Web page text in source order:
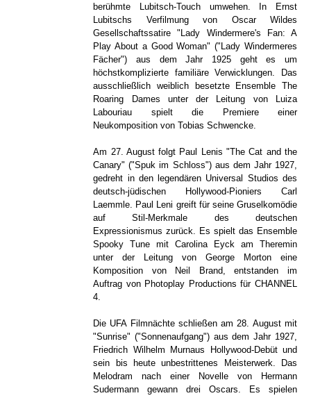
berühmte Lubitsch-Touch umwehen. In Ernst
Lubitschs Verfilmung von Oscar Wildes
Gesellschaftssatire "Lady Windermere's Fan: A
Play About a Good Woman" ("Lady Windermeres
Fächer") aus dem Jahr 1925 geht es um
höchstkomplizierte familiäre Verwicklungen. Das
ausschließlich weiblich besetzte Ensemble The
Roaring Dames unter der Leitung von Luiza
Labouriau spielt die Premiere einer
Neukomposition von Tobias Schwencke.
Am 27. August folgt Paul Lenis "The Cat and the
Canary" ("Spuk im Schloss") aus dem Jahr 1927,
gedreht in den legendären Universal Studios des
deutsch-jüdischen Hollywood-Pioniers Carl
Laemmle. Paul Leni greift für seine Gruselkomödie
auf Stil-Merkmale des deutschen
Expressionismus zurück. Es spielt das Ensemble
Spooky Tune mit Carolina Eyck am Theremin
unter der Leitung von George Morton eine
Komposition von Neil Brand, entstanden im
Auftrag von Photoplay Productions für CHANNEL
4.
Die UFA Filmnächte schließen am 28. August mit
"Sunrise" ("Sonnenaufgang") aus dem Jahr 1927,
Friedrich Wilhelm Murnaus Hollywood-Debüt und
sein bis heute unbestrittenes Meisterwerk. Das
Melodram nach einer Novelle von Hermann
Sudermann gewann drei Oscars. Es spielen